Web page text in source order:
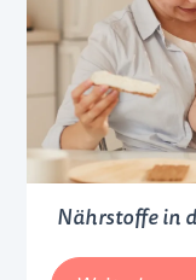
Nährstoffe in